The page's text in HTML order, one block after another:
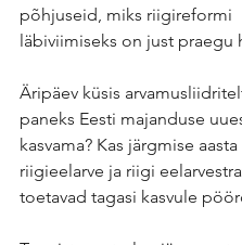
põhjuseid, miks riigireformi
läbiviimiseks on just praegu
Äripäev küsis
paneks Eesti majanduse
kasvama? Kas järgmise aasta
riigieelarve ja riigi
toetavad tagasi kasvule